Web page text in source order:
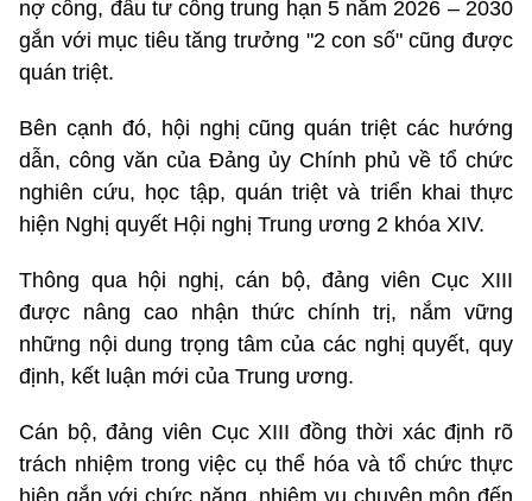
nợ công, đầu tư công trung hạn 5 năm 2026 – 2030
gắn với mục tiêu tăng trưởng "2 con số" cũng được
quán triệt.
Bên cạnh đó, hội nghị cũng quán triệt các hướng
dẫn, công văn của Đảng ủy Chính phủ về tổ chức
nghiên cứu, học tập, quán triệt và triển khai thực
hiện Nghị quyết Hội nghị Trung ương 2 khóa XIV.
Thông qua hội nghị, cán bộ, đảng viên Cục XIII
được nâng cao nhận thức chính trị, nắm vững
những nội dung trọng tâm của các nghị quyết, quy
định, kết luận mới của Trung ương.
Cán bộ, đảng viên Cục XIII đồng thời xác định rõ
trách nhiệm trong việc cụ thể hóa và tổ chức thực
hiện gắn với chức năng, nhiệm vụ chuyên môn đến